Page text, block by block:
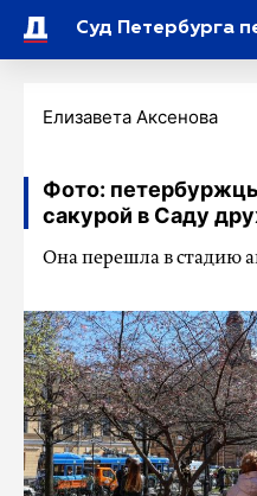
Елизавета Аксенова
Фото:
сакурой в Саду
Она перешла в стадию